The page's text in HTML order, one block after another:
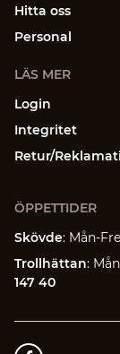
Hitta oss
Personal
LÄS MER
Login
Integritet
Retur/
ÖPPETTIDER
Skövde: Mån-
Trollhättan:
147 40